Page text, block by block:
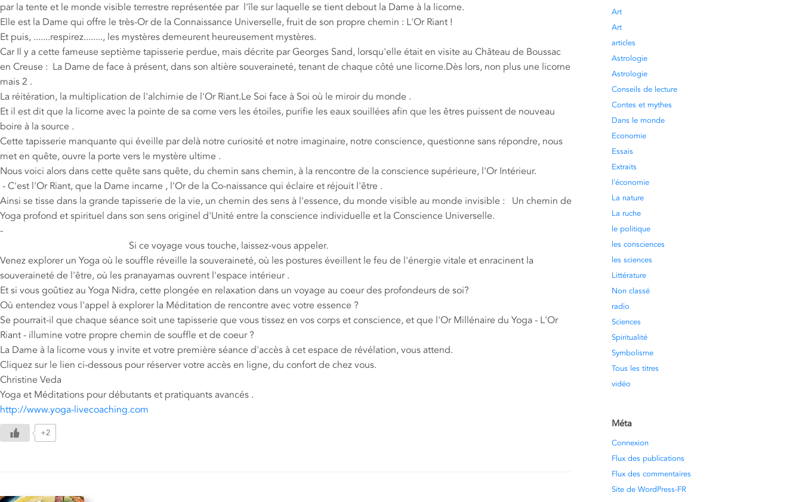
par la tente et le monde visible terrestre représentée par l'île sur laquelle se tient debout la Dame à la licorne.
Elle est la Dame qui offre le très-Or de la Connaissance Universelle, fruit de son propre chemin : L'Or Riant !
Et puis, .......respirez........, les mystères demeurent heureusement mystères.
Car Il y a cette fameuse septième tapisserie perdue, mais décrite par Georges Sand, lorsqu'elle était en visite au Château de Boussac
en Creuse : La Dame de face à présent, dans son altière souveraineté, tenant de chaque côté une licorne.Dès lors, non plus une licorne
mais 2 .
La réitération, la multiplication de l'alchimie de l'Or Riant.Le Soi face à Soi où le miroir du monde .
Et il est dit que la licorne avec la pointe de sa corne vers les étoiles, purifie les eaux souillées afin que les êtres puissent de nouveau
boire à la source .
Cette tapisserie manquante qui éveille par delà notre curiosité et notre imaginaire, notre conscience, questionne sans répondre, nous
met en quête, ouvre la porte vers le mystère ultime .
Nous voici alors dans cette quête sans quête, du chemin sans chemin, à la rencontre de la conscience supérieure, l'Or Intérieur.
- C'est l'Or Riant, que la Dame incarne , l'Or de la Co-naissance qui éclaire et réjouit l'être .
Ainsi se tisse dans la grande tapisserie de la vie, un chemin des sens à l'essence, du monde visible au monde invisible : Un chemin de
Yoga profond et spirituel dans son sens originel d'Unité entre la conscience individuelle et la Conscience Universelle.
-
Si ce voyage vous touche, laissez-vous appeler.
Venez explorer un Yoga où le souffle réveille la souveraineté, où les postures éveillent le feu de l'énergie vitale et enracinent la
souveraineté de l'être, où les pranayamas ouvrent l'espace intérieur .
Et si vous goûtiez au Yoga Nidra, cette plongée en relaxation dans un voyage au coeur des profondeurs de soi?
Où entendez vous l'appel à explorer la Méditation de rencontre avec votre essence ?
Se pourrait-il que chaque séance soit une tapisserie que vous tissez en vos corps et conscience, et que l'Or Millénaire du Yoga - L'Or
Riant - illumine votre propre chemin de souffle et de coeur ?
La Dame à la licorne vous y invite et votre première séance d'accès à cet espace de révélation, vous attend.
Cliquez sur le lien ci-dessous pour réserver votre accès en ligne, du confort de chez vous.
Christine Veda
Yoga et Méditations pour débutants et pratiquants avancés .
http://www.yoga-livecoaching.com
+2
Art
Art
articles
Astrologie
Astrologie
Conseils de lecture
Contes et mythes
Dans le monde
Economie
Essais
Extraits
l'économie
La nature
La ruche
le politique
les consciences
les sciences
Littérature
Non classé
radio
Sciences
Spiritualité
Symbolisme
Tous les titres
vidéo
Méta
Connexion
Flux des publications
Flux des commentaires
Site de WordPress-FR